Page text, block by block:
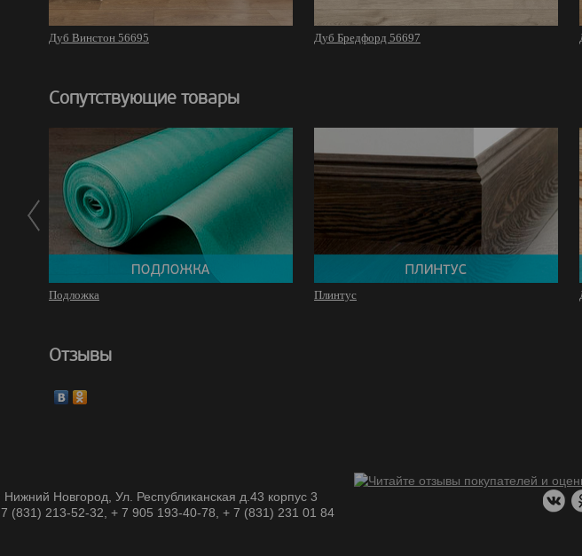
Дуб Винстон 56695 Дуб Бредфорд 56697
Сопутствующие товары
Подложка Плинтус
Отзывы
Новгород, Ул. Республиканская д.43 корпус 3
(831) 213-52-32, + 7 905 193-40-78, + 7 (831) 231 01 84